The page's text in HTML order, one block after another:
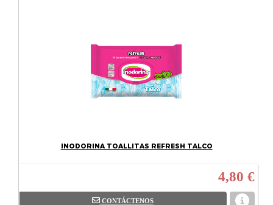
INODORINA TOALLITAS REFRESH TALCO
4,80 €
CONTÁCTENOS